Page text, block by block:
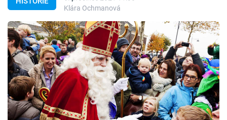
Témata
Témata
Pořady
TV Program
Časopis
Klára Ochmanová